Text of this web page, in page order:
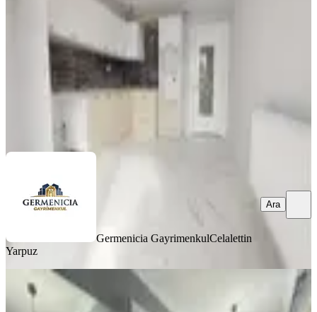
·150 m² ·3. Kat
5.150.000 ₺
Germenicia GayrimenkulCelalettin
Yarpuz
Ara
Germenıcıa'dan Boğaziçi'nde Satılık
Geniş 3+1 Daire